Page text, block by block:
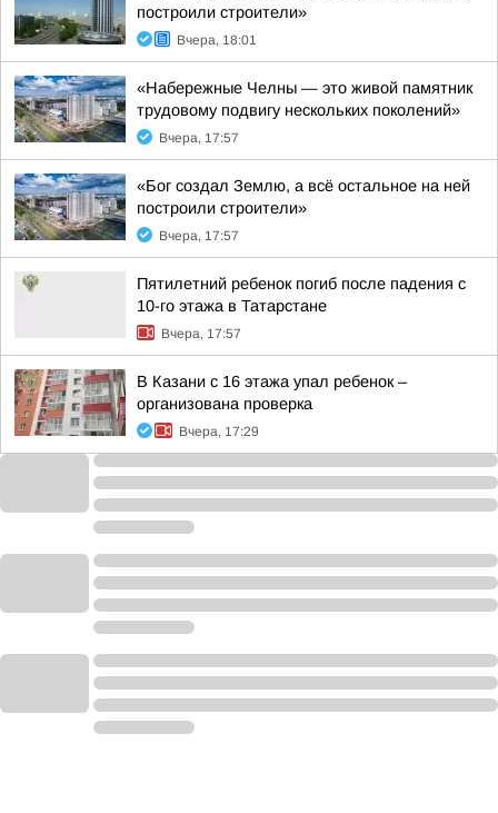
построили строители»
Вчера, 18:01
«Набережные Челны — это живой памятник
трудовому подвигу нескольких поколений»
Вчера, 17:57
«Бог создал Землю, а всё остальное на ней
построили строители»
Вчера, 17:57
Пятилетний ребенок погиб после падения с
10-го этажа в Татарстане
Вчера, 17:57
В Казани с 16 этажа упал ребенок –
организована проверка
Вчера, 17:29